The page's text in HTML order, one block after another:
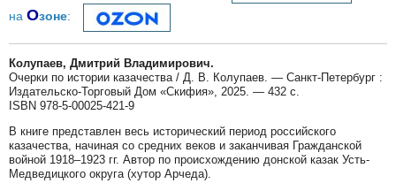
на Озоне:
Колупаев, Дмитрий Владимирович.
Очерки по истории казачества / Д. В. Колупаев. — Санкт-Петербург :
Издательско-Торговый Дом «Скифия», 2025. — 432 с.
ISBN 978-5-00025-421-9
В книге представлен весь исторический период российского
казачества, начиная со средних веков и заканчивая Гражданской
войной 1918–1923 гг. Автор по происхождению донской казак Усть-
Медведицкого округа (хутор Арчеда).